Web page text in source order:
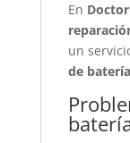
En
un
de